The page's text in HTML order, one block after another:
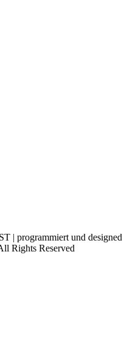
| programmiert und designed
Rights Reserved